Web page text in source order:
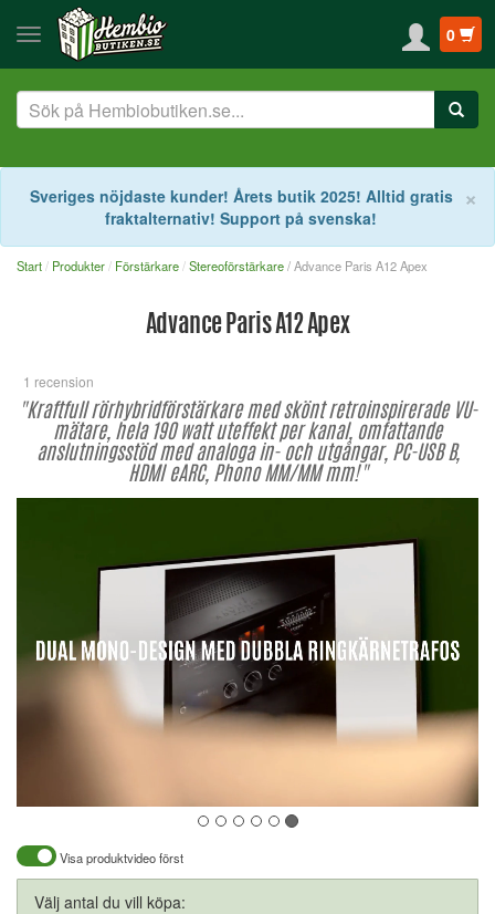
0
×
Sveriges nöjdaste kunder! Årets butik 2025! Alltid gratis
fraktalternativ! Support på svenska!
Start Produkter Förstärkare Stereoförstärkare/ Advance Paris A12 Apex
Advance Paris A12 Apex
1 recension
"Kraftfull rörhybridförstärkare med skönt retroinspirerade VU-
mätare, hela 190 watt uteffekt per kanal, omfattande
anslutningsstöd med analoga in- och utgångar, PC-USB B,
HDMI eARC, Phono MM/MM mm!"
Visa produktvideo först
Välj antal du vill köpa: